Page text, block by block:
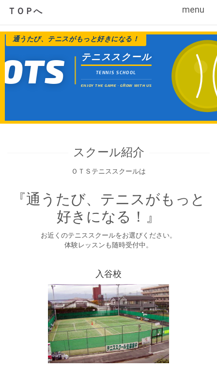
Toggle
menu
ＴＯＰへ
通うたび、テニスがもっと好きになる！
OTS テニススクール
TENNIS SCHOOL
ENJOY THE GAME · GROW WITH US
スクール紹介
ＯＴＳテニススクールは
『通うたび、テニスがもっと
好きになる！』
お近くのテニススクールをお選びください。
体験レッスンも随時受付中。
入谷校